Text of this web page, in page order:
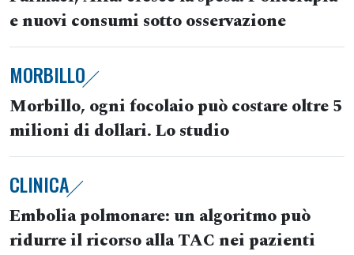
e nuovi consumi sotto osservazione
MORBILLO
Morbillo, ogni focolaio può costare oltre 5
milioni di dollari. Lo studio
CLINICA
Embolia polmonare: un algoritmo può
ridurre il ricorso alla TAC nei pazienti